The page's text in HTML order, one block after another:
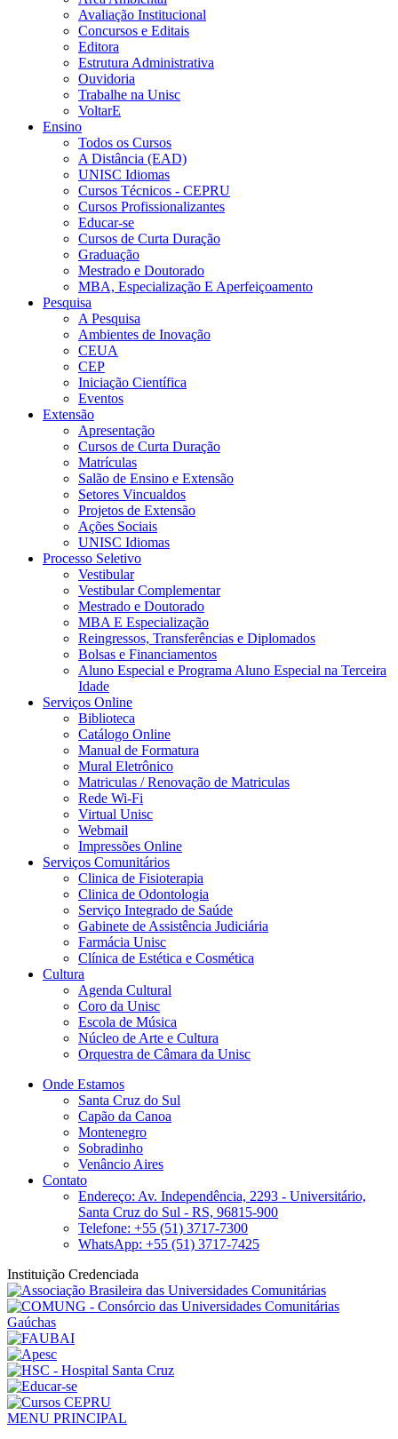
Avaliação Institucional
Concursos e Editais
Editora
Estrutura Administrativa
Ouvidoria
Trabalhe na Unisc
VoltarE
Ensino
Todos os Cursos
A Distância (EAD)
UNISC Idiomas
Cursos Técnicos - CEPRU
Cursos Profissionalizantes
Educar-se
Cursos de Curta Duração
Graduação
Mestrado e Doutorado
MBA, Especialização E Aperfeiçoamento
Pesquisa
A Pesquisa
Ambientes de Inovação
CEUA
CEP
Iniciação Científica
Eventos
Extensão
Apresentação
Cursos de Curta Duração
Matrículas
Salão de Ensino e Extensão
Setores Vincualdos
Projetos de Extensão
Ações Sociais
UNISC Idiomas
Processo Seletivo
Vestibular
Vestibular Complementar
Mestrado e Doutorado
MBA E Especialização
Reingressos, Transferências e Diplomados
Bolsas e Financiamentos
Aluno Especial e Programa Aluno Especial na Terceira
Idade
Serviços Online
Biblioteca
Catálogo Online
Manual de Formatura
Mural Eletrônico
Matriculas / Renovação de Matriculas
Rede Wi-Fi
Virtual Unisc
Webmail
Impressões Online
Serviços Comunitários
Clinica de Fisioterapia
Clinica de Odontologia
Serviço Integrado de Saúde
Gabinete de Assistência Judiciária
Farmácia Unisc
Clínica de Estética e Cosmética
Cultura
Agenda Cultural
Coro da Unisc
Escola de Música
Núcleo de Arte e Cultura
Orquestra de Câmara da Unisc
Onde Estamos
Santa Cruz do Sul
Capão da Canoa
Montenegro
Sobradinho
Venâncio Aires
Contato
Endereço: Av. Independência, 2293 - Universitário,
Santa Cruz do Sul - RS, 96815-900
Telefone: +55 (51) 3717-7300
WhatsApp: +55 (51) 3717-7425
Instituição Credenciada
MENU PRINCIPAL